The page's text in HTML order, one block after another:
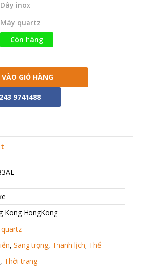
Dây inox
Máy quartz
Còn hàng
GIỎ HÀNG
9741488
Kong HongKong
, Sang trọng, Thanh lịch, Thể
, Thời trang